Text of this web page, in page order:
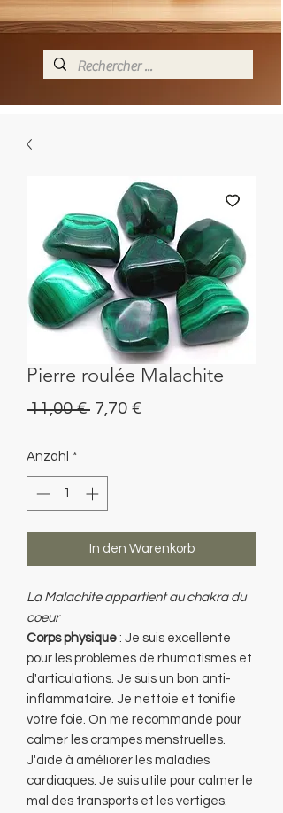
Pierre roulée Malachite
11,00 € Standardpreis
7,70 €Sale-
Anzahl *
In den Warenkorb
La Malachite appartient au chakra du
coeur
Corps physique : Je suis excellente
pour les problèmes de rhumatismes et
d'articulations. Je suis un bon anti-
inflammatoire. Je nettoie et tonifie
votre foie. On me recommande pour
calmer les crampes menstruelles.
J'aide à améliorer les maladies
cardiaques. Je suis utile pour calmer le
mal des transports et les vertiges.